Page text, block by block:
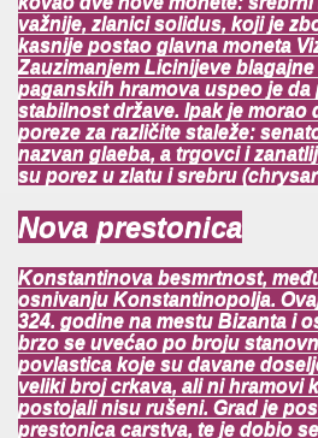
važnije, zlanici solidus, koji je
kasnije postao glavna moneta
Zauzimanjem Licinijeve
paganskih hramova uspeo je
stabilnost države. Ipak je morao
poreze za različite staleže:
nazvan glaeba, a trgovci i
su porez u zlatu i srebru
Nova prestonica
Konstantinova besmrtnost,
osnivanju Konstantinopolja.
324. godine na mestu Bizanta i
brzo se uvećao po broju
povlastica koje su davane
veliki broj crkava, ali ni hramovi
postojali nisu rušeni. Grad je
prestonica carstva, te je dobio